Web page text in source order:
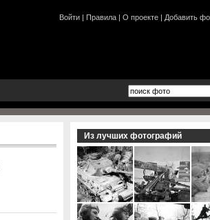
Войти | Правила | О проекте | Добавить
Из лучших фотографий